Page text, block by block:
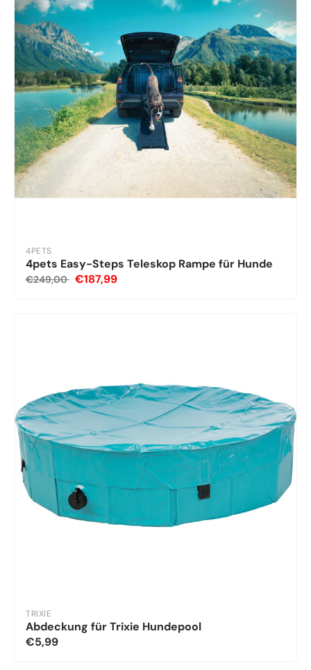
4PETS
4pets Easy-Steps Teleskop Rampe für Hunde
€249,00 €187,99
TRIXIE
Abdeckung für Trixie Hundepool
€5,99